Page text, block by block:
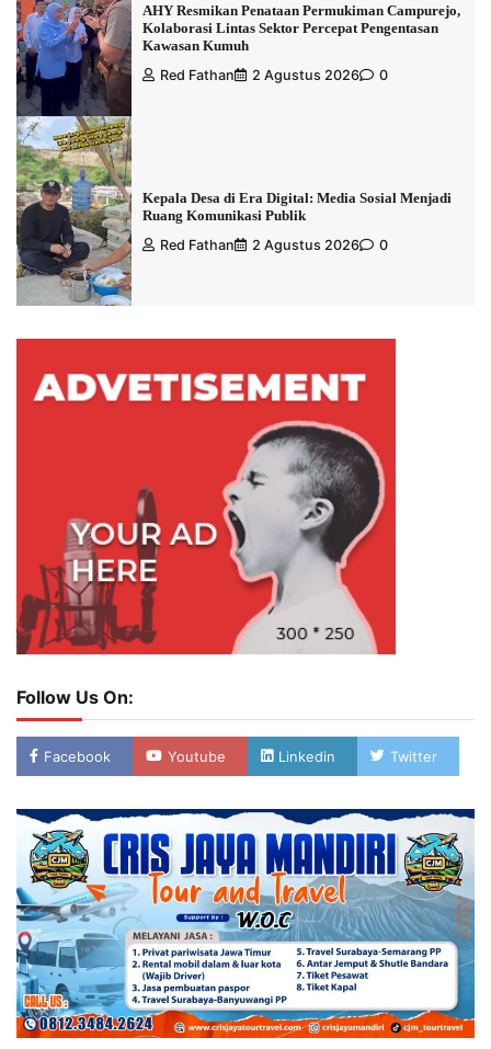
AHY Resmikan Penataan Permukiman Campurejo,
Kolaborasi Lintas Sektor Percepat Pengentasan
Kawasan Kumuh
Red Fathan
2 Agustus 2026 0
Kepala Desa di Era Digital: Media Sosial Menjadi
Ruang Komunikasi Publik
Red Fathan
2 Agustus 2026 0
Follow Us On:
Facebook Youtube Linkedin Twitter